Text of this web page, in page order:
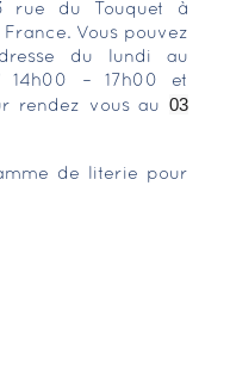
rue du Touquet à
Vous pouvez
du lundi au
– 17h00 et
rendez vous au 03
de literie pour